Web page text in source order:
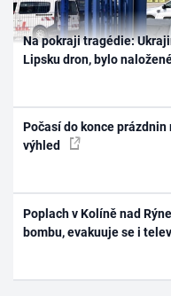
Na pokraji tragédie:
Lipsku dron, bylo
Počasí do konce
výhled
Poplach v Kolíně nad
bombu, evakuuje se i